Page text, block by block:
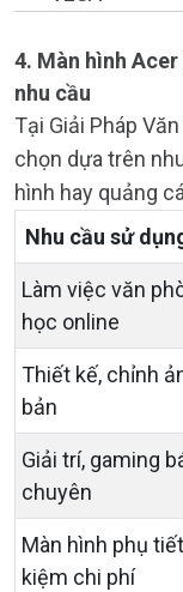
4. Màn hình
nhu cầu
Tại Giải Pháp
chọn dựa trên
hình hay quảng
Nhu cầu sử
Làm việc văn
học online
Thiết kế, chỉnh
bản
Giải trí, gaming
chuyên
Màn hình phụ tiết
kiệm chi phí